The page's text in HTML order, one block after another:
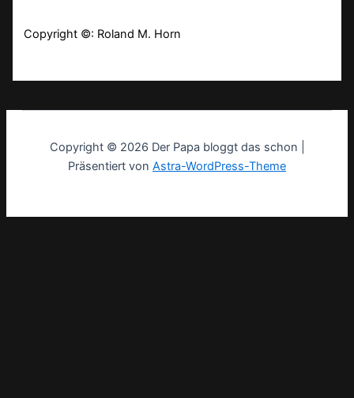
Copyright ©: Roland M. Horn
Copyright © 2026 Der Papa bloggt das schon |
Präsentiert von Astra-WordPress-Theme